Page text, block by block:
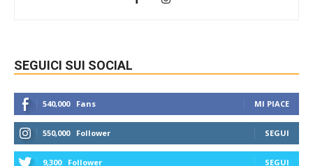
SEGUICI SUI SOCIAL
540,000 Fans MI PIACE
550,000 Follower SEGUI
9,300 Follower SEGUI